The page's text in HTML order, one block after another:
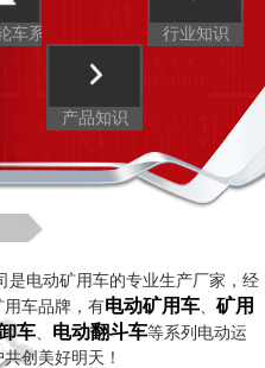
车系列
产品知识
行业知识
电动矿用车的专业生产厂家，经
车品牌，有电动矿用车
矿用
车 电动翻斗车等系列电动运
创美好明天！